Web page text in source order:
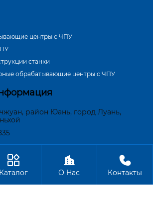
центры с ЧПУ
станки
обрабатывающие центры с ЧПУ
район Юань, город Луань,
Аньхой Вэйлань Производство Станков

Каталог

О Hас

Контакты